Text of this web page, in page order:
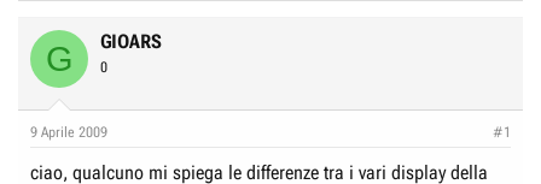
t
e
D
d
G GIOARS
0
9 Aprile 2009 #1
ciao, qualcuno mi spiega le differenze tra i vari display della